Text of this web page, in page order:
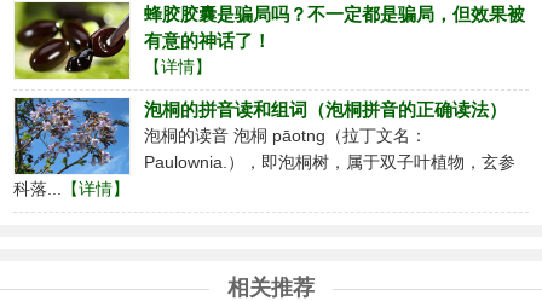
蜂胶胶囊是骗局吗？不一定都是骗局，但效果被
有意的神话了！
【详情】
泡桐的拼音读和组词（泡桐拼音的正确读法）
泡桐的读音 泡桐 pāotng（拉丁文名：
Paulownia.），即泡桐树，属于双子叶植物，玄参
科落... 【详情】
相关推荐